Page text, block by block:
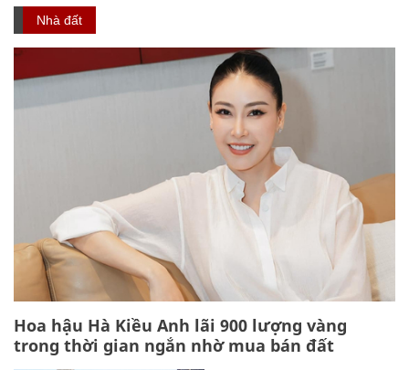
Nhà đất
Hoa hậu Hà Kiều Anh lãi 900 lượng vàng
trong thời gian ngắn nhờ mua bán đất